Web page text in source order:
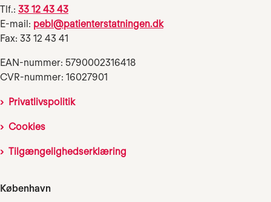
Tlf.: 33 12 43 43
E-mail: pebl@patienterstatningen.dk
Fax: 33 12 43 41
EAN-nummer: 5790002316418
CVR-nummer: 16027901
Privatlivspolitik
Cookies
Tilgængelighedserklæring
København